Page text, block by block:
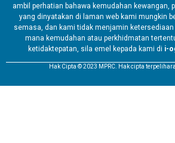
ambil perhatian bahawa kemudahan kewangan,
yang dinyatakan di laman web kami mungkin
semasa, dan kami tidak menjamin
mana kemudahan atau perkhidmatan
ketidaktepatan, sila emel kepada kami di i-
Hak Cipta © 2023 MPRC. Hak cipta